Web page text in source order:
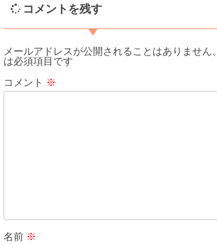
コメントを残す
メールアドレスが公開されることはありません。
は必須項目です
コメント ※
名前 ※